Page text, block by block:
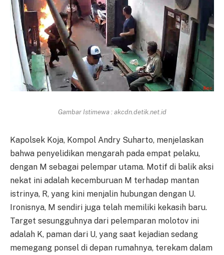
Gambar Istimewa : akcdn.detik.net.id
Kapolsek Koja, Kompol Andry Suharto, menjelaskan
bahwa penyelidikan mengarah pada empat pelaku,
dengan M sebagai pelempar utama. Motif di balik aksi
nekat ini adalah kecemburuan M terhadap mantan
istrinya, R, yang kini menjalin hubungan dengan U.
Ironisnya, M sendiri juga telah memiliki kekasih baru.
Target sesungguhnya dari pelemparan molotov ini
adalah K, paman dari U, yang saat kejadian sedang
memegang ponsel di depan rumahnya, terekam dalam